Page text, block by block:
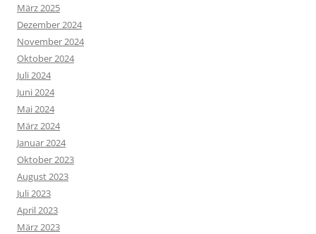
März 2025
Dezember 2024
November 2024
Oktober 2024
Juli 2024
Juni 2024
Mai 2024
März 2024
Januar 2024
Oktober 2023
August 2023
Juli 2023
April 2023
März 2023